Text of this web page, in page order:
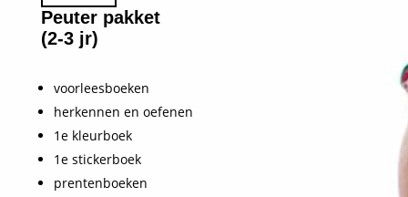
Peuter pakket
(2-3 jr)
voorleesboeken
herkennen en oefenen
1e kleurboek
1e stickerboek
prentenboeken